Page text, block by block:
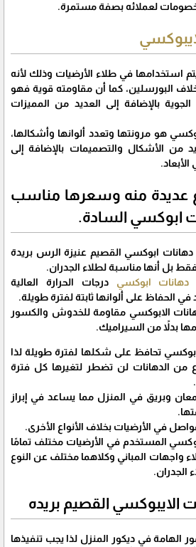
لعملائه بصفة مستمرة.
يتم استخدامها في طلاء الأرضيات وذلك لأنه
البورسلين، كما أن مقاومته قوية فهو
بالإضافة إلى العديد من المميزات
هو مرونتها وتعدد ألوانها وأشكالها،
من الأشكال والتصميمات بالإضافة إلى
عديدة منه وسعرها مناسب
ابوكسي السادة.
دهانات ابوكسي القصيم عنيزة الرس بريدة
بل أنها مناسبة لطلاء الجدران.
دهانات ابوكسي درجات الحرارة العالية
الحفاظ على ألوانها ثابتة لفترة طويلة.
الابوكسي مقاومة للخدوش والكسور
بدلاً من السيراميك.
تحافظ على شكلها لفترة طويلة لذا
من الدهانات لن تضطر لتغيرها كل فترة
وبريق في المنزل مما يساعد في إبراز
في الأرضيات بخلاف الأنواع الأخرى.
المستخدم في الأرضيات مختلف تمامًا
واجهات المباني وكلاهما مختلف عن النوع
الجدران.
الايبوكسي القصيم بريده
الهامة في ديكور المنزل لذا يجب تنفيذها